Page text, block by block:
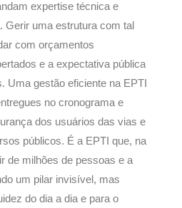
expertise técnica e
Gerir uma estrutura com tal
com orçamentos
e a expectativa pública
Uma gestão eficiente na EPTI
no cronograma e
dos usuários das vias e
públicos. É a EPTI que, na
de milhões de pessoas e a
um pilar invisível, mas
do dia a dia e para o